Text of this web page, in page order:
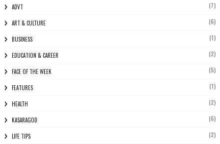
ADVT (7)
ART & CULTURE (6)
BUSINESS (1)
EDUCATION & CAREER (2)
FACE OF THE WEEK (5)
FEATURES (1)
HEALTH (2)
KASARAGOD (6)
LIFE TIPS (2)